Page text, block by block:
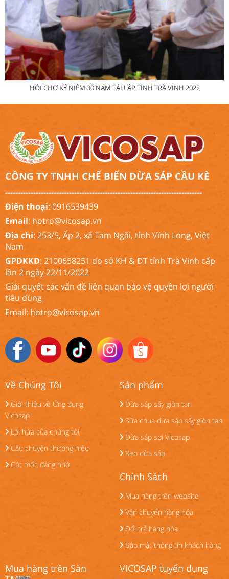
HỘI CHỢ KỶ NIỆM 30 NĂM TÁI LẬP TỈNH TRÀ VINH 2022
CÔNG TY TNHH CHẾ BIẾN DỪA SÁP CẦU KÈ
-----------------------------------------------------------------------------
Điện thoại: 0916539439
Email: hotro@vicosap.vn
Địa chỉ: 253/5, Ấp 2, xã Tam Ngãi, tỉnh Vĩnh Long, Việt
Nam
GPDKKD: 2100658251 do sở KH & ĐT tỉnh Trà Vinh cấp
lần 2 ngày 22/11/2022
Giải quyết các vấn đề liên quan bảo vệ quyền lợi người
tiêu dùng
Email: hotro@vicosap.vn
Về Chúng Tôi
Giới thiệu về Ứng dụng
Vicosap
Lời hứa của chúng tôi
Câu chuyện thương hiệu
Cột mốc đáng nhớ
Sản phẩm
Dừa sáp sấy giòn tan
Sữa chua dừa sáp sấy giòn tan
Dừa sáp sợi Vicosap
Kẹo dừa sáp
Chính Sách
Mua hàng trên website
Vận chuyển hàng hóa
Đổi trả hàng hóa
Bảo mật thông tin khách hàng
Mua hàng trên Sàn
VICOSAP tuyển dụng